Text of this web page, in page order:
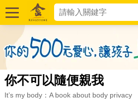
你不可以隨便親我
It’s my body：A book about body privacy